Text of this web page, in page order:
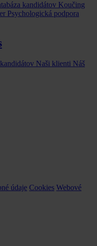
kandidátov Koučing
Psychologická podpora
Naši klienti Náš
údaje Cookies Webové